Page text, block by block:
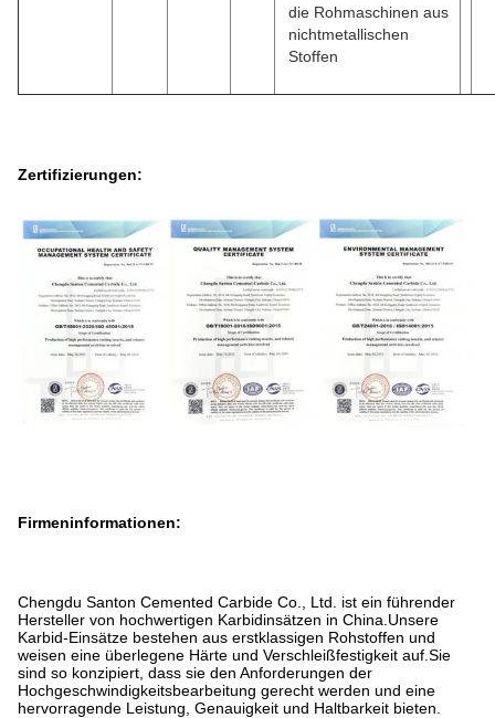
die Rohmaschinen aus
nichtmetallischen
Stoffen
Zertifizierungen:
Firmeninformationen:
Chengdu Santon Cemented Carbide Co., Ltd. ist ein führender
Hersteller von hochwertigen Karbidinsätzen in China.Unsere
Karbid-Einsätze bestehen aus erstklassigen Rohstoffen und
weisen eine überlegene Härte und Verschleißfestigkeit auf.Sie
sind so konzipiert, dass sie den Anforderungen der
Hochgeschwindigkeitsbearbeitung gerecht werden und eine
hervorragende Leistung, Genauigkeit und Haltbarkeit bieten.